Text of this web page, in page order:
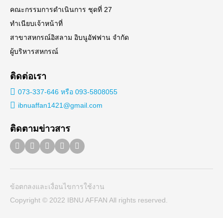
Search
คณะกรรมการดำเนินการ ชุดที่ 27
ทำเนียบเจ้าหน้าที่
สาขาสหกรณ์อิสลาม อิบนูอัฟฟาน จำกัด
ผู้บริหารสหกรณ์
ติดต่อเรา
073-337-646 หรือ 093-5808055
ibnuaffan1421@gmail.com
ติดตามข่าวสาร
ข้อตกลงและเงื่อนไขการใช้งาน
Copyright © 2022 IBNU AFFAN All rights reserved.